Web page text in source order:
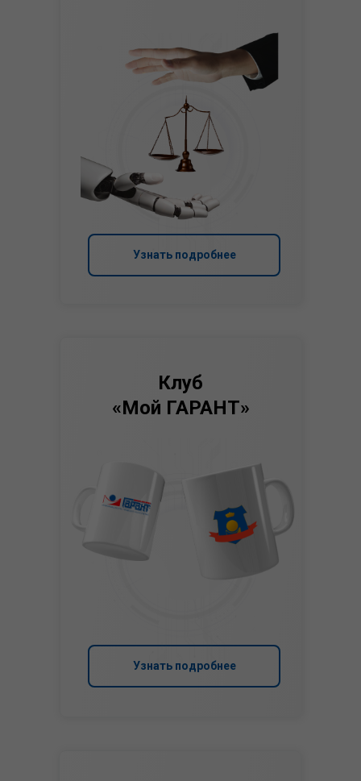
Узнать подробнее
Клуб
«Мой ГАРАНТ»
Узнать подробнее